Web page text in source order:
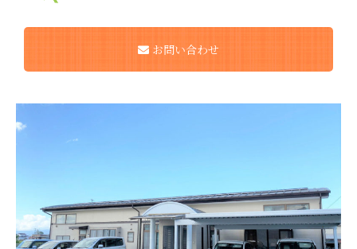
お問い合わせ